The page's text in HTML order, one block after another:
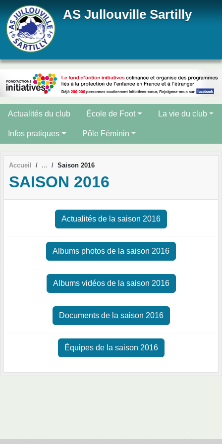
AS Jullouville Sartilly
Actualités du club École de Foot La vie du club
Infos pratiques Pôle Féminin
Accueil Saison 2016
SAISON 2016
Actualités de la saison 2016
Albums photos de la saison 2016
Albums vidéos de la saison 2016
Documents de la saison 2016
Équipes de la saison 2016
Panneau de gestion des cookies